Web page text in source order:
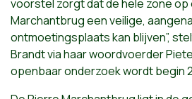
voorstel zorgt dat de hele zone op
Marchantbrug een veilige,
ontmoetingsplaats kan blijven”,
Brandt via haar woordvoerder
openbaar onderzoek wordt begin